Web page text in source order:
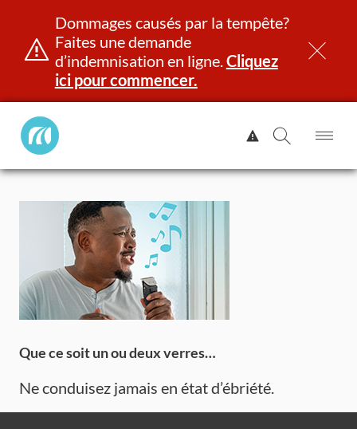
Aller
Dommages causés par la tempête?
Faites une demande
d’indemnisation en ligne.Cliquez
ici pour commencer.
Manitoba
Public
Afficher
l'alerte.
la
le
Immatriculation
Que ce soit un ou deux verres…
Ne conduisez jamais en état d’ébriété.